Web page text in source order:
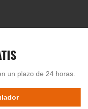
un plazo de 24 horas.